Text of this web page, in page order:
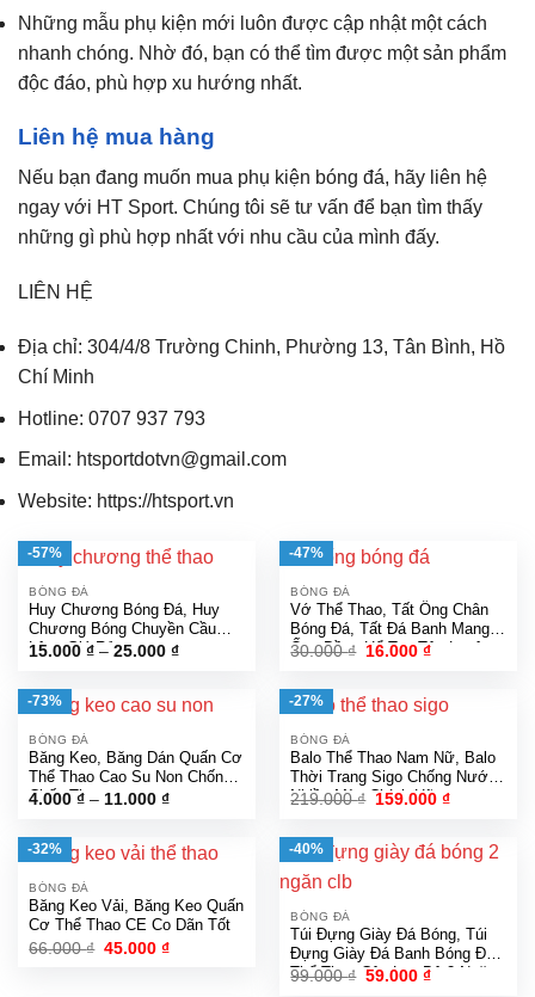
Những mẫu phụ kiện mới luôn được cập nhật một cách
nhanh chóng. Nhờ đó, bạn có thể tìm được một sản phẩm
độc đáo, phù hợp xu hướng nhất.
Liên hệ mua hàng
Nếu bạn đang muốn mua phụ kiện bóng đá, hãy liên hệ
ngay với HT Sport. Chúng tôi sẽ tư vấn để bạn tìm thấy
những gì phù hợp nhất với nhu cầu của mình đấy.
LIÊN HỆ
Địa chỉ: 304/4/8 Trường Chinh, Phường 13, Tân Bình, Hồ
Chí Minh
Hotline: 0707 937 793
Email: htsportdotvn@gmail.com
Website: https://htsport.vn
-57%
BÓNG ĐÁ
Huy Chương Bóng Đá, Huy
Chương Bóng Chuyền Cầu
Lông Giá Rẻ
15.000₫ – 25.000₫Khoảng
15.000 ₫
đến
-47%
BÓNG ĐÁ
Vớ Thể Thao, Tất Ống Chân
Bóng Đá, Tất Đá Banh Mang
Ống Đồng Hổ Trợ Tập Luyện
30.000₫ Giá
30.000 ₫.
16.000₫Giá
là:
16.000 ₫.
-73%
BÓNG ĐÁ
Băng Keo, Băng Dán Quấn Cơ
Thể Thao Cao Su Non Chống
Chấn Thương
4.000₫ – 11.000₫Khoảng
4.000 ₫
đến
-27%
BÓNG ĐÁ
Balo Thể Thao Nam Nữ, Balo
Thời Trang Sigo Chống Nước
Nhiều Màu Chính Hãng
219.000₫ Giá
219.000 ₫.
159.000₫Giá
là:
159.000 ₫.
-32%
BÓNG ĐÁ
Băng Keo Vải, Băng Keo Quấn
Cơ Thể Thao CE Co Dãn Tốt
66.000₫ Giá
45.000₫Giá
-40%
BÓNG ĐÁ
Túi Đựng Giày Đá Bóng, Túi
Đựng Giày Đá Banh Bóng Đá
Thể Thao Câu Lạc Bộ 2 Ngăn
99.000₫ Giá
59.000₫Giá